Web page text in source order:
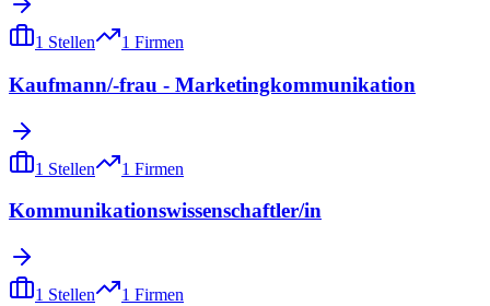
1 Stellen 1 Firmen
Kaufmann/-frau - Marketingkommunikation
1 Stellen 1 Firmen
Kommunikationswissenschaftler/in
1 Stellen 1 Firmen